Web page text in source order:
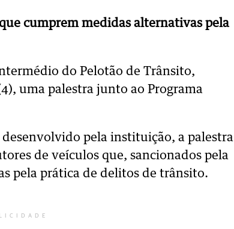
cumprem medidas alternativas pela
do Pelotão de Trânsito,
uma palestra junto ao Programa
pela instituição, a palestra
de veículos que, sancionados pela
pela prática de delitos de trânsito.